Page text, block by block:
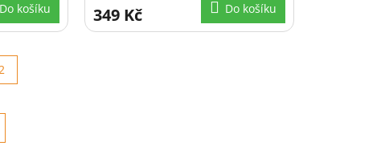
Do košíku 349 Kč Do košíku